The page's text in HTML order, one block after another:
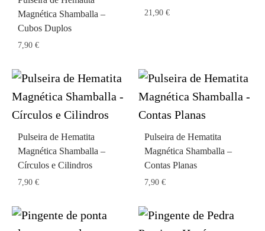
Magnética Shamballa –
Cubos Duplos
7,90 €
21,90 €
Pulseira de Hematita
Magnética Shamballa –
Círculos e Cilindros
7,90 €
Pulseira de Hematita
Magnética Shamballa –
Contas Planas
7,90 €